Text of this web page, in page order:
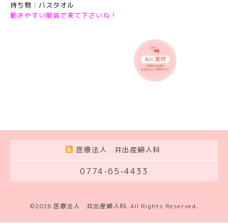
持ち物：バスタオル
動きやすい服装で来て下さいね！
医療法人 井出産婦人科
0774-65-4433
©2026 医療法人 井出産婦人科. All Rights Reserved.